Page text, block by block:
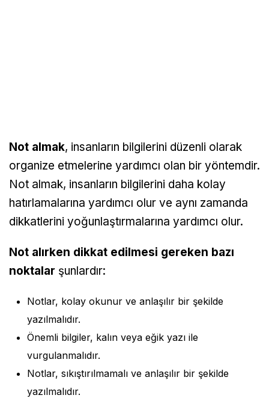
Not almak, insanların bilgilerini düzenli olarak
organize etmelerine yardımcı olan bir yöntemdir.
Not almak, insanların bilgilerini daha kolay
hatırlamalarına yardımcı olur ve aynı zamanda
dikkatlerini yoğunlaştırmalarına yardımcı olur.
Not alırken dikkat edilmesi gereken bazı
noktalar şunlardır:
Notlar, kolay okunur ve anlaşılır bir şekilde
yazılmalıdır.
Önemli bilgiler, kalın veya eğik yazı ile
vurgulanmalıdır.
Notlar, sıkıştırılmamalı ve anlaşılır bir şekilde
yazılmalıdır.